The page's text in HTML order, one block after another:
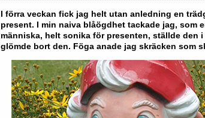
I förra veckan fick jag helt utan anledning en
present. I min naiva blåögdhet tackade jag, som
människa, helt sonika för presenten, ställde den
glömde bort den. Föga anade jag skräcken som